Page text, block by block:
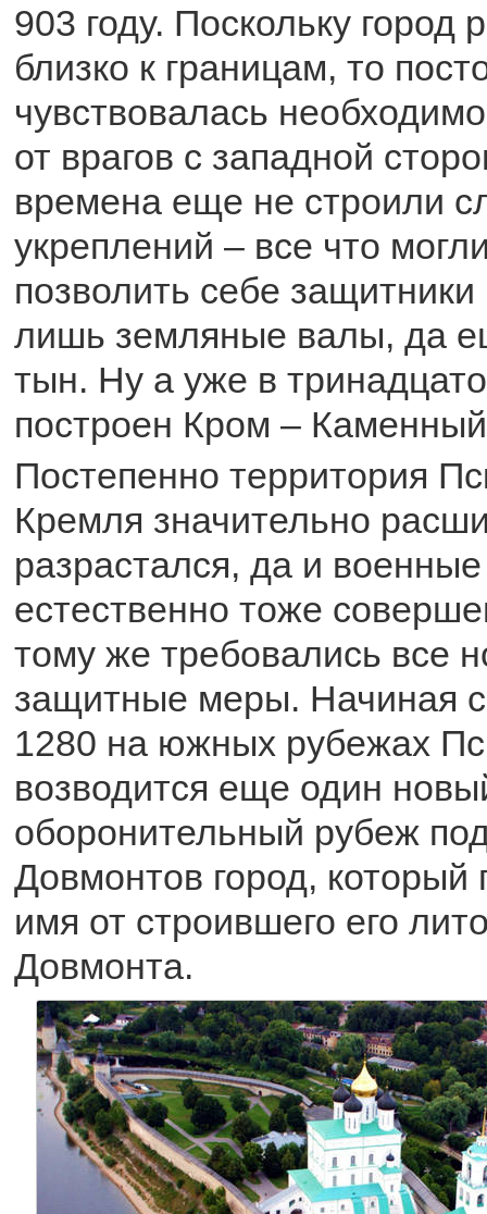
903 году. Поскольку город
близко к границам, то
чувствовалась
от врагов с западной
времена еще не строили
укреплений – все что
позволить себе
лишь земляные валы, да
тын. Ну а уже в
построен Кром –
Постепенно территория
Кремля значительно
разрастался, да и военные
естественно тоже
тому же требовались все
защитные меры. Начиная с
1280 на южных рубежах
возводится еще один
оборонительный рубеж
Довмонтов город, который
имя от строившего его
Довмонта.